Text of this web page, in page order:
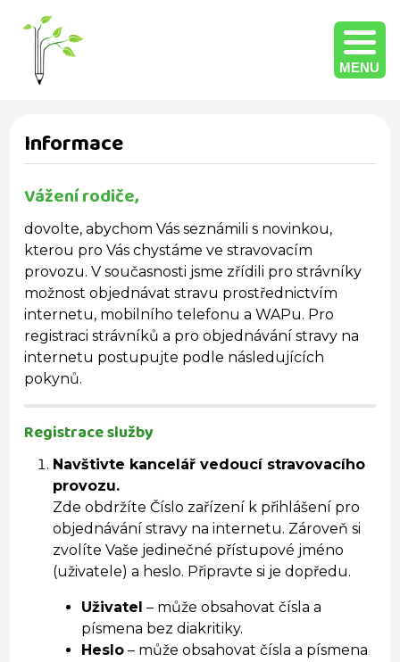
MENU
Informace
Vážení rodiče,
dovolte, abychom Vás seznámili s novinkou,
kterou pro Vás chystáme ve stravovacím
provozu. V současnosti jsme zřídili pro strávníky
možnost objednávat stravu prostřednictvím
internetu, mobilního telefonu a WAPu. Pro
registraci strávníků a pro objednávání stravy na
internetu postupujte podle následujících
pokynů.
Registrace služby
Navštivte kancelář vedoucí stravovacího
provozu.
Zde obdržíte Číslo zařízení k přihlášení pro
objednávání stravy na internetu. Zároveň si
zvolíte Vaše jedinečné přístupové jméno
(uživatele) a heslo. Připravte si je dopředu.
Uživatel – může obsahovat čísla a
písmena bez diakritiky.
Heslo – může obsahovat čísla a písmena